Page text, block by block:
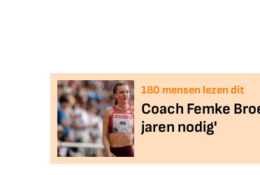
180 mensen lezen dit
Coach Femke
jaren nodig'